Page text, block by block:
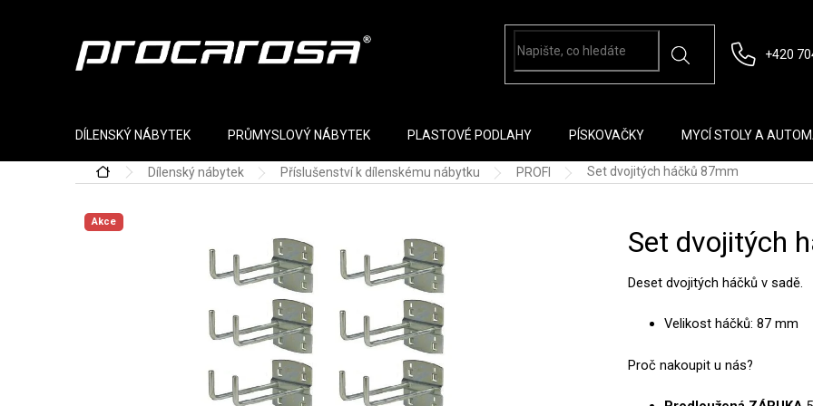
+420
DÍLENSKÝ NÁBYTEK PRŮMYSLOVÝ NÁBYTEK PLASTOVÉ PODLAHY PÍSKOVAČKY MYCÍ STOLY A
Domů Dílenský nábytek Příslušenství k dílenskému nábytku PROFI Set dvojitých háčků 87mm
Akce
Set dvojitých
Deset dvojitých háčků v sadě.
Velikost háčků: 87 mm
Proč nakoupit u nás?